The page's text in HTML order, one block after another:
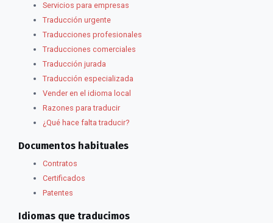
Servicios para empresas
Traducción urgente
Traducciones profesionales
Traducciones comerciales
Traducción jurada
Traducción especializada
Vender en el idioma local
Razones para traducir
¿Qué hace falta traducir?
Documentos habituales
Contratos
Certificados
Patentes
Idiomas que traducimos